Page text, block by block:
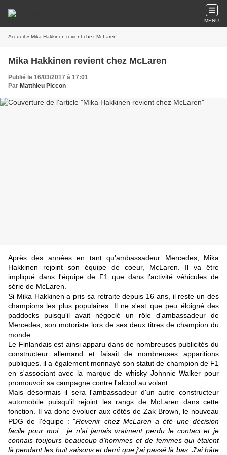
MENU
Accueil » Mika Hakkinen revient chez McLaren
Mika Hakkinen revient chez McLaren
Publié le 16/03/2017 à 17:01
Par Matthieu Piccon
Après des années en tant qu'ambassadeur Mercedes, Mika
Hakkinen rejoint son équipe de coeur, McLaren. Il va être
impliqué dans l'équipe de F1 que dans l'activité véhicules de
série de McLaren.
Si Mika Hakkinen a pris sa retraite depuis 16 ans, il reste un des
champions les plus populaires. Il ne s'est que peu éloigné des
paddocks puisqu'il avait négocié un rôle d'ambassadeur de
Mercedes, son motoriste lors de ses deux titres de champion du
monde.
Le Finlandais est ainsi apparu dans de nombreuses publicités du
constructeur allemand et faisait de nombreuses apparitions
publiques. il a également monnayé son statut de champion de F1
en s'associant avec la marque de whisky Johnnie Walker pour
promouvoir sa campagne contre l'alcool au volant.
Mais désormais il sera l'ambassadeur d'un autre constructeur
automobile puisqu'il rejoint les rangs de McLaren dans cette
fonction. Il va donc évoluer aux côtés de Zak Brown, le nouveau
PDG de l'équipe : "Revenir chez McLaren a été une décision
facile pour moi : je n'ai jamais vraiment perdu le contact et je
connais toujours beaucoup d'hommes et de femmes qui étaient
là pendant les huit saisons et demi que j'ai passé là bas. J'ai hâte